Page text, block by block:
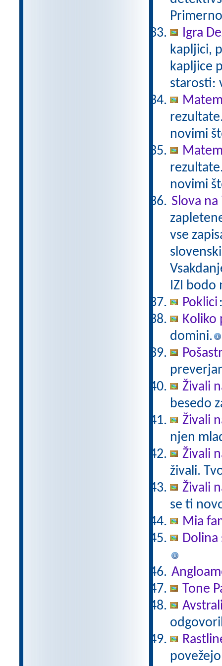
Igra
kapljici,
kapljice
starosti:
novimi
novimi
Slova na
vse
IZI bodo
Poklici
Koliko
domini.
Živali
besedo
Živali
njen
Živali
živali.
Živali
se ti
Mia
Tone